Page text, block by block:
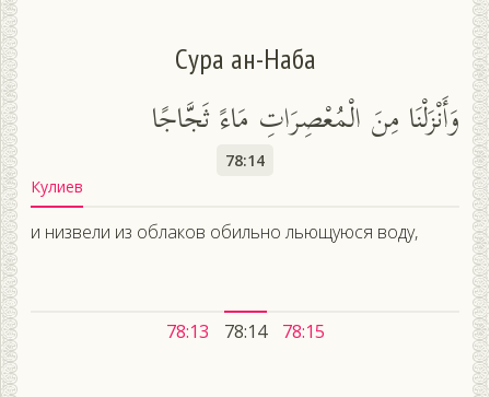
Сура ан-Наба
وَأَنْزَلْنَا مِنَ الْمُعْصِرَاتِ مَاءً ثَجَّاجًا
78:14
Кулиев
и низвели из облаков обильно льющуюся воду,
78:13 78:14 78:15